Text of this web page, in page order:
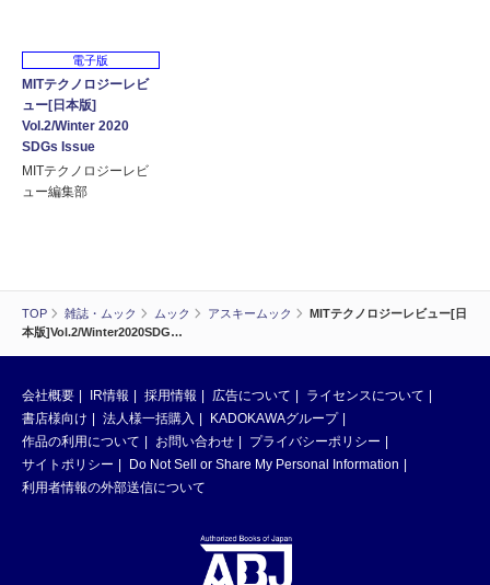
TOP 雑誌・ムック ムック アスキームック
MITテクノロジーレビュー[日
本版]Vol.2/Winter2020SDG…
電子版
MITテクノロジーレビ
ュー[日本版]
Vol.2/Winter 2020
SDGs Issue
MITテクノロジーレビ
ュー編集部
会社概要 IR情報 採用情報 広告について
ライセンスについて
書店様向け
法人様一括購入
KADOKAWAグループ
作品の利用について
お問い合わせ
プライバシーポリシー
サイトポリシー
Do Not Sell or Share My Personal Information
利用者情報の外部送信について